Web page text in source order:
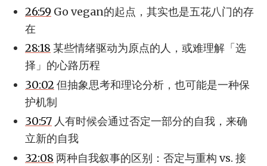
26:59 Go vegan的起点，其实也是五花八门的存
在
28:18 某些情绪驱动为原点的人，或难理解「选
择」的心路历程
30:02 但抽象思考和理论分析，也可能是一种保
护机制
30:57 人有时候会通过否定一部分的自我，来确
立新的自我
32:08 两种自我叙事的区别：否定与重构 vs. 接